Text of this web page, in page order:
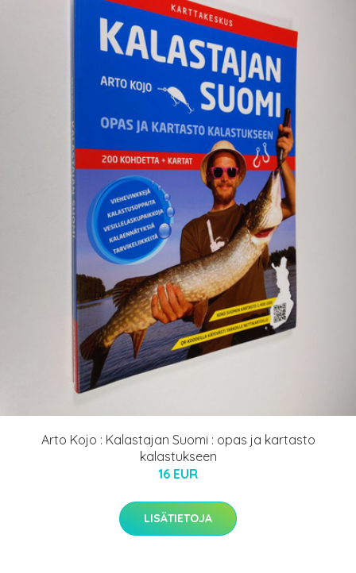
Arto Kojo : Kalastajan Suomi : opas ja kartasto
kalastukseen
16 EUR
LISÄTIETOJA